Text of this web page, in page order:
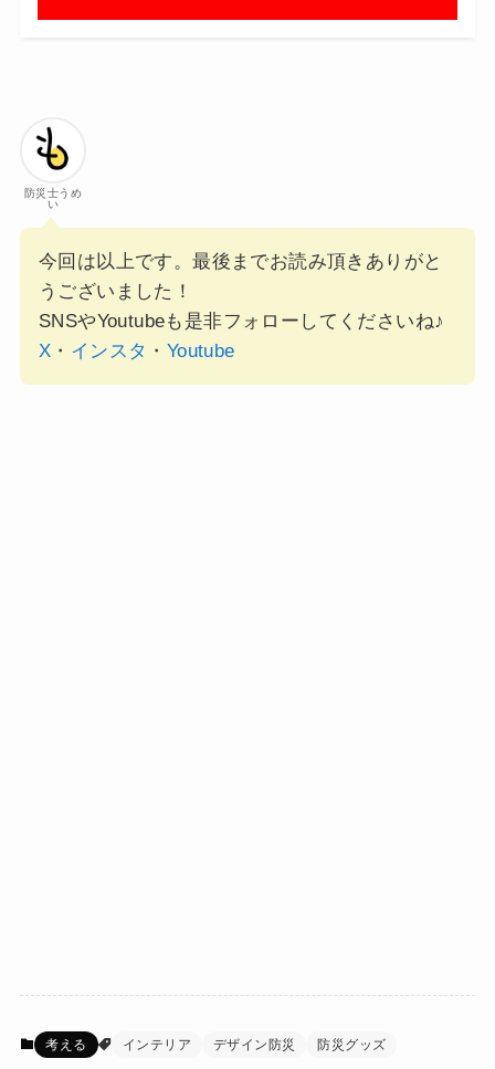
防災士うめ
い
今回は以上です。最後までお読み頂きありがと
うございました！
SNSやYoutubeも是非フォローしてくださいね♪
X ・ インスタ ・ Youtube
考える インテリア デザイン防災 防災グッズ